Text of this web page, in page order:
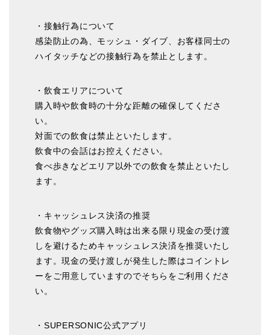
・接触行為について
感染防止の為、モッシュ・ダイブ、お客様同士の
ハイタッチなどの接触行為を禁止とします。
・飲食エリアについて
購入時や飲食時の十分な距離の確保してくださ
い。
対面での飲食は禁止といたします。
飲食中の会話はお控えください。
食べ歩きなどエリア以外での飲食を禁止といたし
ます。
・キャッシュレス決済の推奨
飲食物やグッズ購入時は出来る限り現金の受け渡
しを避けるためキャッシュレス決済を推奨いたし
ます。現金の受け渡しが発生した際はコイントレ
ーをご用意していますのでそちらをご利用くださ
い。
・SUPERSONIC公式アプリ